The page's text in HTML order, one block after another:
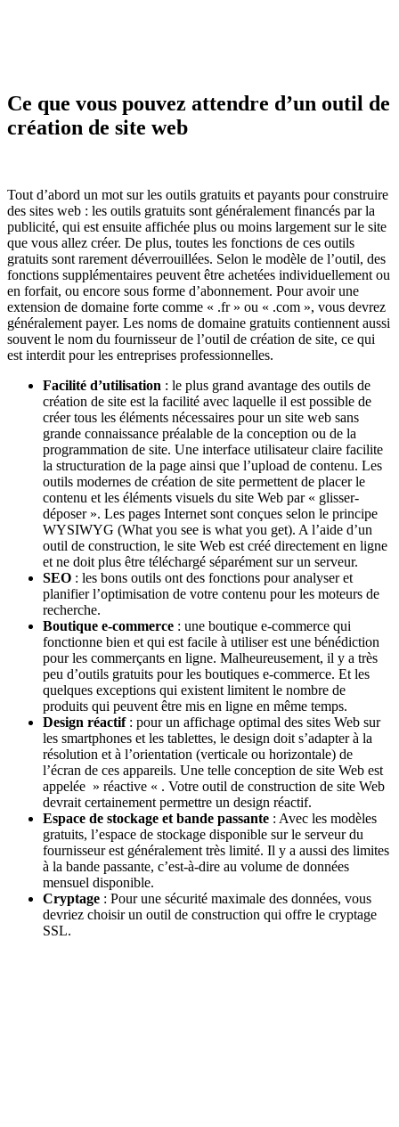
Ce que vous pouvez attendre d’un outil de
création de site web
Tout d’abord un mot sur les outils gratuits et payants pour construire
des sites web : les outils gratuits sont généralement financés par la
publicité, qui est ensuite affichée plus ou moins largement sur le site
que vous allez créer. De plus, toutes les fonctions de ces outils
gratuits sont rarement déverrouillées. Selon le modèle de l’outil, des
fonctions supplémentaires peuvent être achetées individuellement ou
en forfait, ou encore sous forme d’abonnement. Pour avoir une
extension de domaine forte comme « .fr » ou « .com », vous devrez
généralement payer. Les noms de domaine gratuits contiennent aussi
souvent le nom du fournisseur de l’outil de création de site, ce qui
est interdit pour les entreprises professionnelles.
Facilité d’utilisation : le plus grand avantage des outils de
création de site est la facilité avec laquelle il est possible de
créer tous les éléments nécessaires pour un site web sans
grande connaissance préalable de la conception ou de la
programmation de site. Une interface utilisateur claire facilite
la structuration de la page ainsi que l’upload de contenu. Les
outils modernes de création de site permettent de placer le
contenu et les éléments visuels du site Web par « glisser-
déposer ». Les pages Internet sont conçues selon le principe
WYSIWYG (What you see is what you get). A l’aide d’un
outil de construction, le site Web est créé directement en ligne
et ne doit plus être téléchargé séparément sur un serveur.
SEO : les bons outils ont des fonctions pour analyser et
planifier l’optimisation de votre contenu pour les moteurs de
recherche.
Boutique e-commerce : une boutique e-commerce qui
fonctionne bien et qui est facile à utiliser est une bénédiction
pour les commerçants en ligne. Malheureusement, il y a très
peu d’outils gratuits pour les boutiques e-commerce. Et les
quelques exceptions qui existent limitent le nombre de
produits qui peuvent être mis en ligne en même temps.
Design réactif: pour un affichage optimal des sites Web sur
les smartphones et les tablettes, le design doit s’adapter à la
résolution et à l’orientation (verticale ou horizontale) de
l’écran de ces appareils. Une telle conception de site Web est
appelée » réactive « . Votre outil de construction de site Web
devrait certainement permettre un design réactif.
Espace de stockage et bande passante : Avec les modèles
gratuits, l’espace de stockage disponible sur le serveur du
fournisseur est généralement très limité. Il y a aussi des limites
à la bande passante, c’est-à-dire au volume de données
mensuel disponible.
Cryptage : Pour une sécurité maximale des données, vous
devriez choisir un outil de construction qui offre le cryptage
SSL.